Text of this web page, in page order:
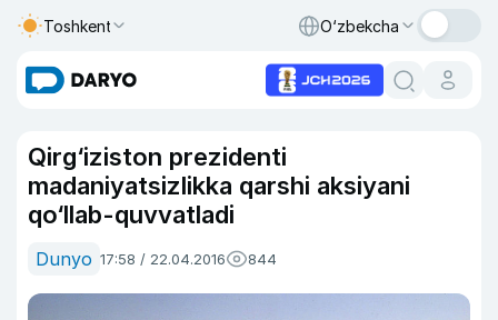
Toshkent O‘zbekcha
Qirg‘iziston prezidenti
madaniyatsizlikka qarshi aksiyani
qo‘llab-quvvatladi
Dunyo 17:58 / 22.04.2016 844